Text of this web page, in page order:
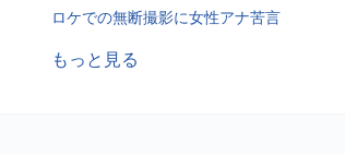
ロケでの無断撮影に女性アナ苦言
もっと見る